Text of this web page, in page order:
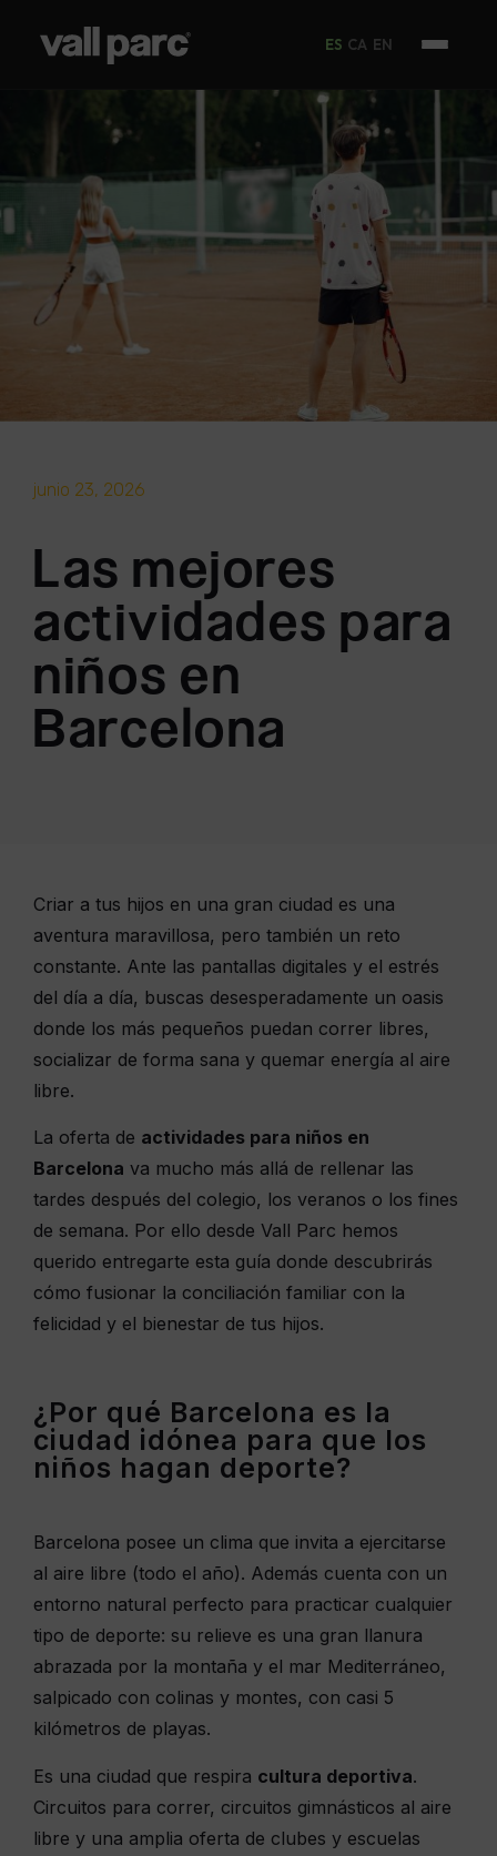
ES CA EN
junio 23, 2026
Las mejores
actividades para
niños en
Barcelona
Criar a tus hijos en una gran ciudad es una
aventura maravillosa, pero también un reto
constante. Ante las pantallas digitales y el estrés
del día a día, buscas desesperadamente un oasis
donde los más pequeños puedan correr libres,
socializar de forma sana y quemar energía al aire
libre.
La oferta de actividades para niños en
Barcelona va mucho más allá de rellenar las
tardes después del colegio, los veranos o los fines
de semana. Por ello desde Vall Parc hemos
querido entregarte esta guía donde descubrirás
cómo fusionar la conciliación familiar con la
felicidad y el bienestar de tus hijos.
¿Por qué Barcelona es la
ciudad idónea para que los
niños hagan deporte?
Barcelona posee un clima que invita a ejercitarse
al aire libre (todo el año). Además cuenta con un
entorno natural perfecto para practicar cualquier
tipo de deporte: su relieve es una gran llanura
abrazada por la montaña y el mar Mediterráneo,
salpicado con colinas y montes, con casi 5
kilómetros de playas.
Es una ciudad que respira cultura deportiva.
Circuitos para correr, circuitos gimnásticos al aire
libre y una amplia oferta de clubes y escuelas